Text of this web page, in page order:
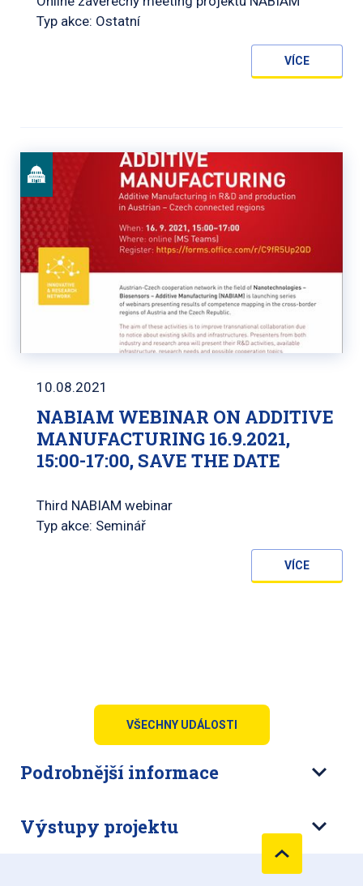
Typ akce: Ostatní
VÍCE
10.08.2021
NABIAM WEBINAR ON ADDITIVE
MANUFACTURING 16.9.2021,
15:00-17:00, SAVE THE DATE
Third NABIAM webinar
Typ akce: Seminář
VÍCE
VŠECHNY UDÁLOSTI
Podrobnější informace
Výstupy projektu